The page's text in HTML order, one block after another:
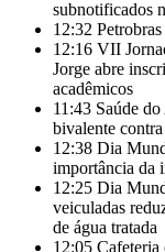
subnotificados
12:32
12:16 VII
Jorge abre
acadêmicos
11:43 Saúde
bivalente
12:38 Dia
importância da
12:25 Dia
veiculadas
de água tratada
12:05 Cafeteria